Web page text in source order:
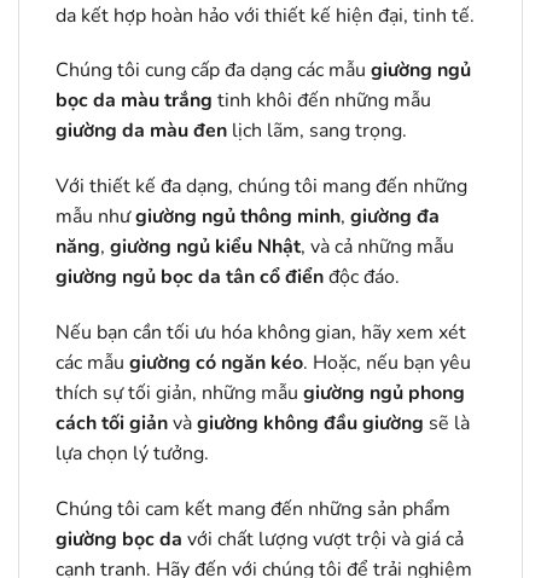
da kết hợp hoàn hảo với thiết kế hiện đại, tinh tế.
Chúng tôi cung cấp đa dạng các mẫu giường ngủ
bọc da màu trắng tinh khôi đến những mẫu
giường da màu đen lịch lãm, sang trọng.
Với thiết kế đa dạng, chúng tôi mang đến những
mẫu nhưgiường ngủ thông minh, giường đa
năng, giường ngủ kiểu Nhật, và cả những mẫu
giường ngủ bọc da tân cổ điểnđộc đáo.
Nếu bạn cần tối ưu hóa không gian, hãy xem xét
các mẫu giường có ngăn kéo. Hoặc, nếu bạn yêu
thích sự tối giản, những mẫu giường ngủ phong
cách tối giảnvàgiường không đầu giường sẽ là
lựa chọn lý tưởng.
Chúng tôi cam kết mang đến những sản phẩm
giường bọc da với chất lượng vượt trội và giá cả
cạnh tranh. Hãy đến với chúng tôi để trải nghiệm